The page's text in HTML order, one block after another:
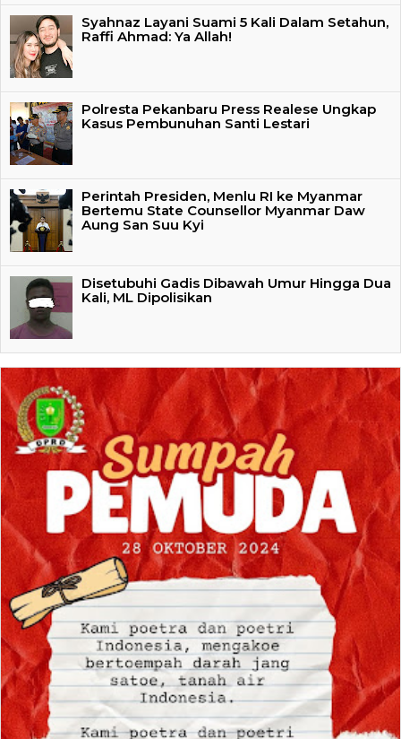
Syahnaz Layani Suami 5 Kali Dalam Setahun,
Raffi Ahmad: Ya Allah!
Polresta Pekanbaru Press Realese Ungkap
Kasus Pembunuhan Santi Lestari
Perintah Presiden, Menlu RI ke Myanmar
Bertemu State Counsellor Myanmar Daw
Aung San Suu Kyi
Disetubuhi Gadis Dibawah Umur Hingga Dua
Kali, ML Dipolisikan